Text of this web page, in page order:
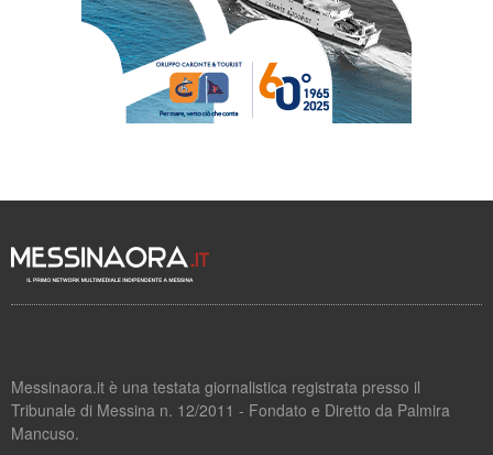
Messinaora.it è una testata giornalistica registrata presso il
Tribunale di Messina n. 12/2011 - Fondato e Diretto da Palmira
Mancuso.